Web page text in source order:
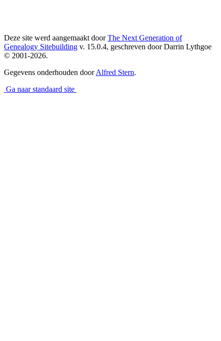
Deze site werd aangemaakt doorThe Next Generation of
Genealogy Sitebuilding v. 15.0.4, geschreven door Darrin Lythgoe
© 2001-2026.
Gegevens onderhouden doorAlfred Stern.
Ga naar standaard site